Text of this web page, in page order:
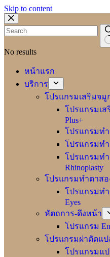
Skip to content
No results
หน้าแรก
บริการ
โปรแกรมเสริมจมู
โปรแกรมเส
Plus+
โปรแกรมทำ
โปรแกรมทำ
โปรแกรมทำ
Rhinoplasty
โปรแกรมทำตาส
โปรแกรมท
Eyes
หัตถการ-ดึงหน้า
โปรแกรม
โปรแกรมผ่าตัดแป
โปรแกรมแ